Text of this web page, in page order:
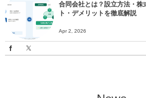
合同会社とは？設立方法・株
ト・デメリットを徹底解説
Apr 2, 2026